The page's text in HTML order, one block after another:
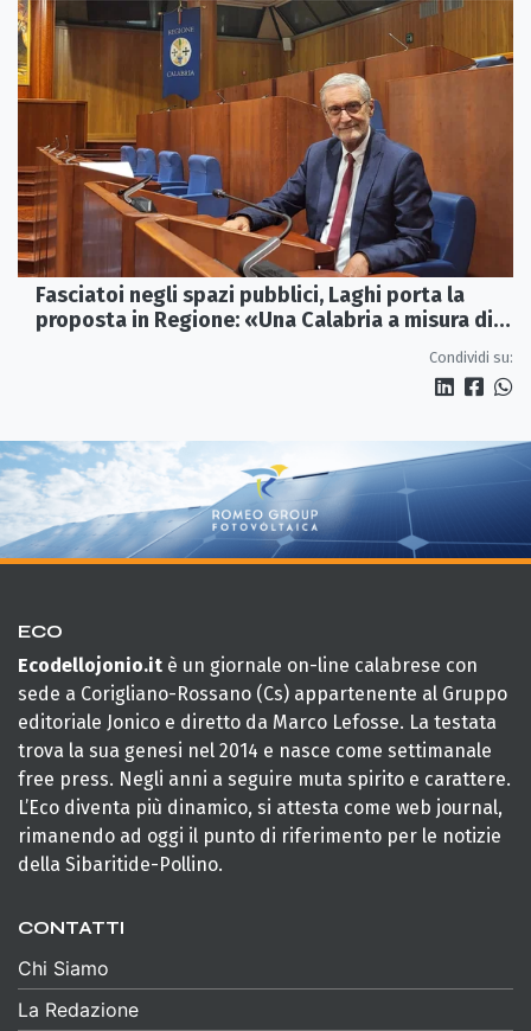
Fasciatoi negli spazi pubblici, Laghi porta la
proposta in Regione: «Una Calabria a misura di
Condividi su:
ECO
Ecodellojonio.it è un giornale on-line calabrese con
sede a Corigliano-Rossano (Cs) appartenente al Gruppo
editoriale Jonico e diretto da Marco Lefosse. La testata
trova la sua genesi nel 2014 e nasce come settimanale
free press. Negli anni a seguire muta spirito e carattere.
L’Eco diventa più dinamico, si attesta come web journal,
rimanendo ad oggi il punto di riferimento per le notizie
della Sibaritide-Pollino.
CONTATTI
Chi Siamo
La Redazione